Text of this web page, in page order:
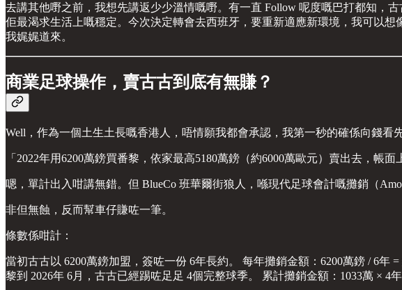
去講其他嘢之前，我想先講返少少溫情嘅嘢。有一直 Follow 呢度嘅巴打都知，
佢最渴求生活上嘅穩定。今次決定轉會去西班牙，要重新適應新環境，我可以
我娓娓道來。
商業足球操作，賣古古到底有無賺？
Well，作為一個土生土長嘅香港人，唔情願我都會承認，我第一秒的確係向錢看先
「2022年用6200萬鎊買番黎，依家最高5180萬鎊（約6000萬歐元）賣出去，帳
嗯，單計出入咁講無錯。但 BlueCo 班華爾街狼人，喺現代足球會計嘅攤銷（
非但無蝕，反而幫車仔賺咗一筆。
條數係咁計：
當初古古以 6200萬鎊加盟，簽咗一份 6年長約。 每年攤銷金額：6200萬鎊 / 6年 =
黎到 2026年 6月，古古已經踢咗足足 4個完整球季。 累計攤銷金額：1033萬 × 4年